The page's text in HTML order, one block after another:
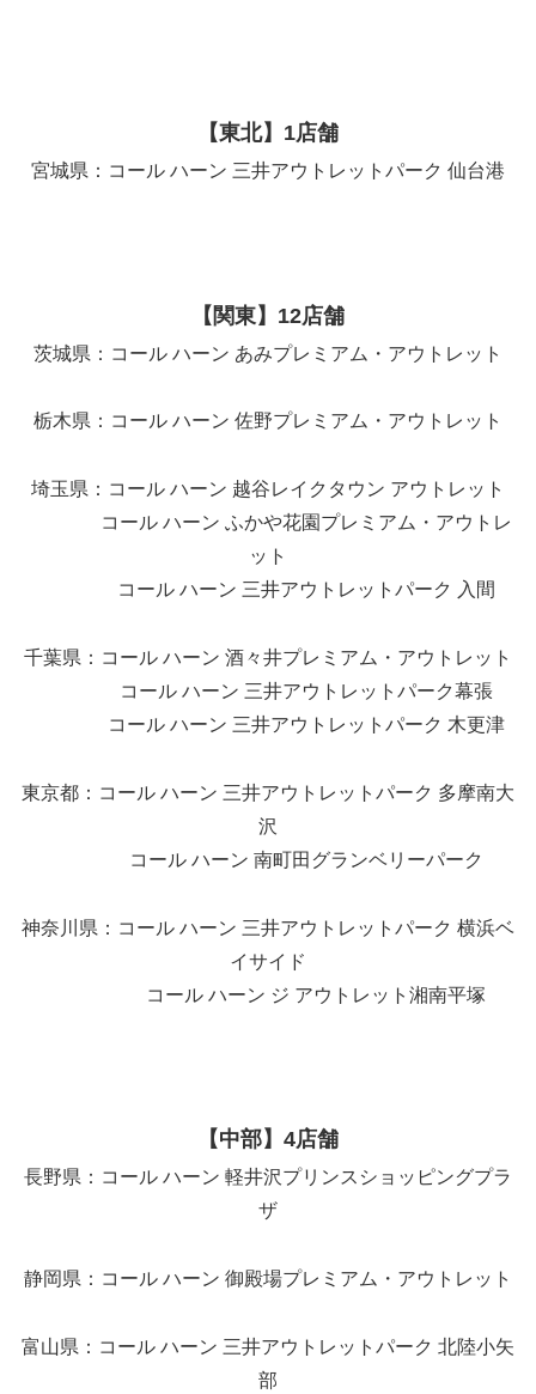
【東北】1店舗
宮城県：コール ハーン 三井アウトレットパーク 仙台港
【関東】12店舗
茨城県：コール ハーン あみプレミアム・アウトレット
栃木県：コール ハーン 佐野プレミアム・アウトレット
埼玉県：コール ハーン 越谷レイクタウン アウトレット
コール ハーン ふかや花園プレミアム・アウトレ
ット
コール ハーン 三井アウトレットパーク 入間
千葉県：コール ハーン 酒々井プレミアム・アウトレット
コール ハーン 三井アウトレットパーク幕張
コール ハーン 三井アウトレットパーク 木更津
東京都：コール ハーン 三井アウトレットパーク 多摩南大
沢
コール ハーン 南町田グランベリーパーク
神奈川県：コール ハーン 三井アウトレットパーク 横浜ベ
イサイド
コール ハーン ジ アウトレット湘南平塚
【中部】4店舗
長野県：コール ハーン 軽井沢プリンスショッピングプラ
ザ
静岡県：コール ハーン 御殿場プレミアム・アウトレット
富山県：コール ハーン 三井アウトレットパーク 北陸小矢
部